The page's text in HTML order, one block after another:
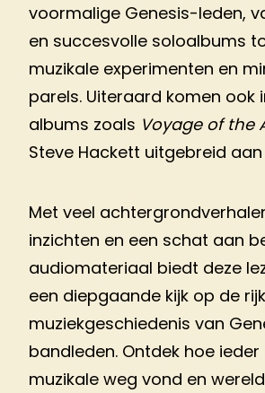
voormalige Genesis-leden,
en succesvolle soloalbums
muzikale experimenten en
parels. Uiteraard komen ook
albums zoals Voyage of the
Steve Hackett uitgebreid
Met veel
inzichten en een schat aan
audiomateriaal biedt deze
een diepgaande kijk op de
muziekgeschiedenis van
bandleden. Ontdek hoe ieder
muzikale weg vond en